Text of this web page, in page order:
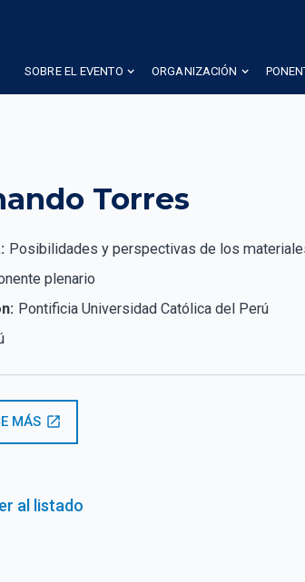
SOBRE EL EVENTO ORGANIZACIÓN
Torres
Posibilidades y perspectivas de los
plenario
Pontificia Universidad Católica del Perú
MÁS open_in_new
al listado